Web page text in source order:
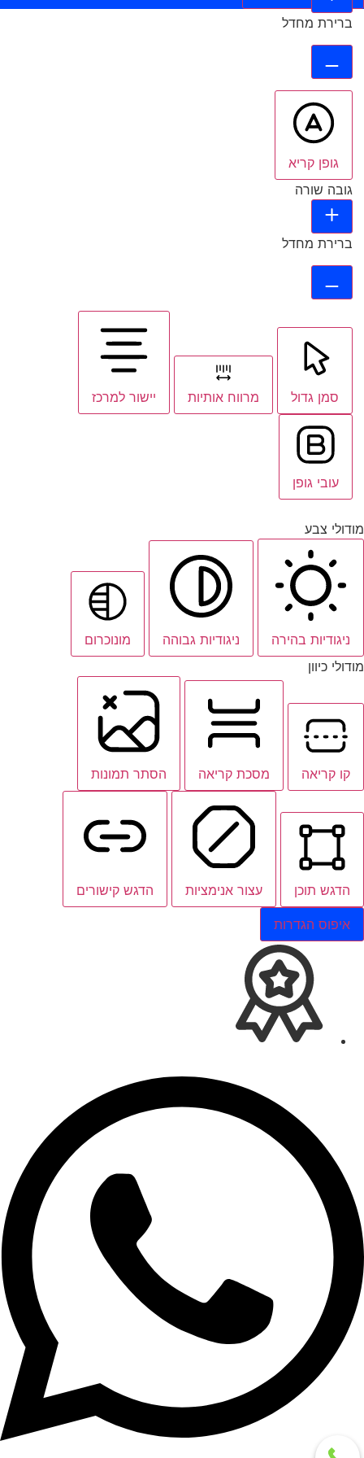
ברירת מחדל
גופן קריא
גובה שורה
ברירת מחדל
סמן גדול מרווח אותיות יישור למרכז
עובי גופן
מודולי צבע
ניגודיות בהירה ניגודיות גבוהה
מונוכרום
מודולי כיוון
קו קריאה מסכת קריאה הסתר תמונות
הדגש תוכן עצור אנימציות הדגש קישורים
איפוס הגדרות